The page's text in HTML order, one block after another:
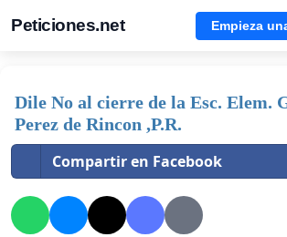
Peticiones.net Empieza
Dile No al cierre de la Esc. Elem.
Perez de Rincon ,P.R.
Compartir en Facebook